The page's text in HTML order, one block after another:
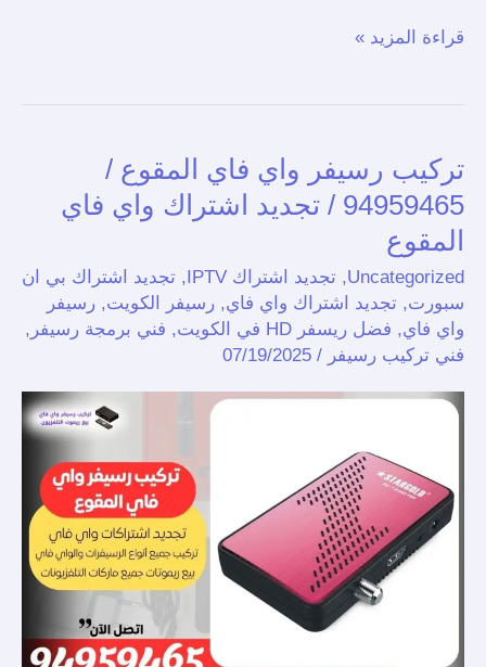
قراءة المزيد »
تركيب رسيفر واي فاي المقوع /
94959465 / تجديد اشتراك واي فاي
المقوع
Uncategorized
, تجديد اشتراك IPTV , تجديد اشتراك بي ان
سبورت, تجديد اشتراك واي فاي, رسيفر الكويت, رسيفر
واي فاي, فضل ريسفر HD في الكويت , فني برمجة رسيفر ,
فني تركيب رسيفر /
07/19/2025
تركيب
رسيفر
واي
فاي
المقوع
94959465
تجديد
فاي
المقوع